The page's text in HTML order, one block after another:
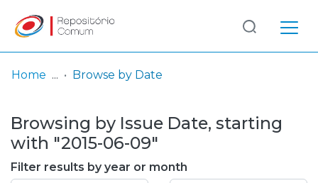
& Collections
Browse repository
Log
In
(current)
Home Browse by Date
Browsing by Issue Date, starting
with "2015-06-09"
Filter results by year or month